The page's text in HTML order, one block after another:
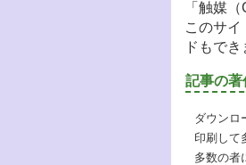
「触媒
このサ
ドもでき
記事の著
ダウンロ
印刷して
多数の者